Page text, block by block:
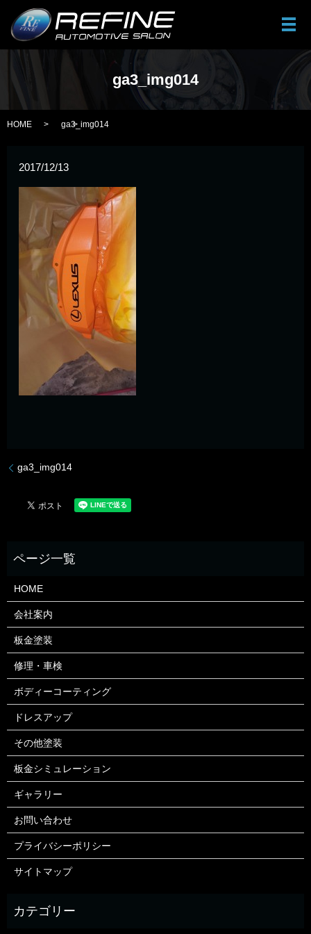
メ
ga3_img014
HOME ga3_img014
2017/12/13
ga3_img014
HOME
会社案内
板金塗装
修理・車検
ボディーコーティング
ドレスアップ
その他塗装
板金シミュレーション
ギャラリー
お問い合わせ
プライバシーポリシー
サイトマップ